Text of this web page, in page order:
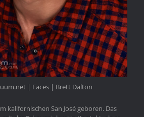
| Faces | Brett Dalton
kalifornischen San José geboren. Das